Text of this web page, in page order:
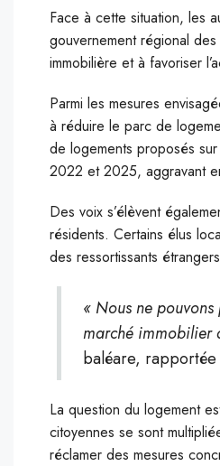
Face à cette situation, les
gouvernement régional
immobilière et à favoriser
Parmi les mesures
à réduire le parc de
de logements proposés
2022 et 2025, aggravant
Des voix s’élèvent
résidents. Certains élus
des ressortissants
« Nous ne
marché immobilier
baléare,
La question du logement
citoyennes se sont
réclamer des mesures